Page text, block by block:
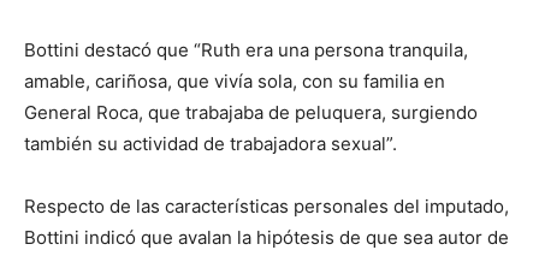
Bottini destacó que “Ruth era una persona tranquila,
amable, cariñosa, que vivía sola, con su familia en
General Roca, que trabajaba de peluquera, surgiendo
también su actividad de trabajadora sexual”.
Respecto de las características personales del imputado,
Bottini indicó que avalan la hipótesis de que sea autor de